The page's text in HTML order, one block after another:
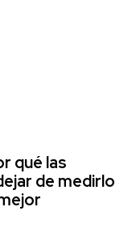
qué las
de medirlo